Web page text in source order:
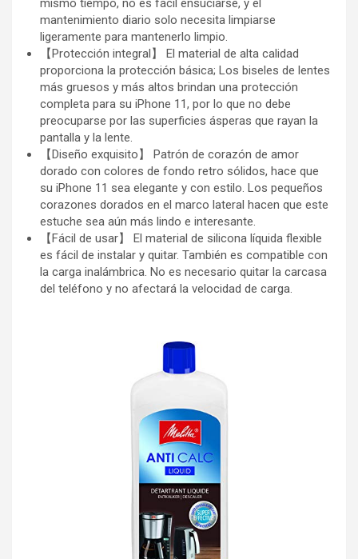
mismo tiempo, no es fácil ensuciarse, y el
mantenimiento diario solo necesita limpiarse
ligeramente para mantenerlo limpio.
【Protección integral】 El material de alta calidad
proporciona la protección básica; Los biseles de lentes
más gruesos y más altos brindan una protección
completa para su iPhone 11, por lo que no debe
preocuparse por las superficies ásperas que rayan la
pantalla y la lente.
【Diseño exquisito】 Patrón de corazón de amor
dorado con colores de fondo retro sólidos, hace que
su iPhone 11 sea elegante y con estilo. Los pequeños
corazones dorados en el marco lateral hacen que este
estuche sea aún más lindo e interesante.
【Fácil de usar】 El material de silicona líquida flexible
es fácil de instalar y quitar. También es compatible con
la carga inalámbrica. No es necesario quitar la carcasa
del teléfono y no afectará la velocidad de carga.